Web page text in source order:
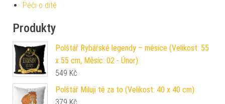
Péči o dítě
Produkty
Polštář Rybářské legendy – měsíce (Velikost: 55
x 55 cm, Měsíc: 02 - Únor)
549 Kč
Polštář Miluji tě za to (Velikost: 40 x 40 cm)